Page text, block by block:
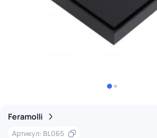
Feramolli
Артикул: BL065